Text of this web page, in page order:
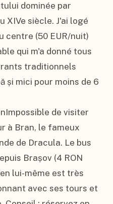
dominée par
XIVe siècle. J'ai logé
centre (50 EUR/nuit)
qui m'a donné tous
traditionnels
și mici pour moins de 6
de visiter
à Bran, le fameux
de Dracula. Le bus
Brașov (4 RON
lui-même est très
avec ses tours et